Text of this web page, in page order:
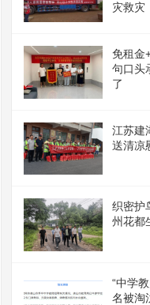
灾救灾
免租金
句口头
了
江苏建
送清凉
织密护
州花都
“中学
名被淘